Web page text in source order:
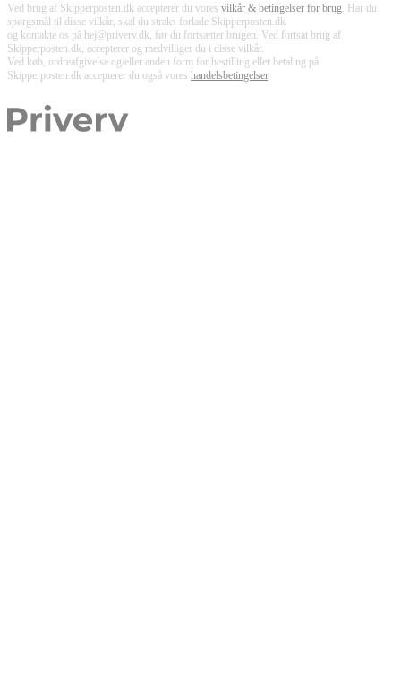
Ved brug af Skipperposten.dk accepterer du vores vilkår & betingelser for brug . Har du
spørgsmål til disse vilkår, skal du straks forlade Skipperposten.dk
og kontakte os på hej@priverv.dk, før du fortsætter brugen. Ved fortsat brug af
Skipperposten.dk, accepterer og medvilliger du i disse vilkår.
Ved køb, ordreafgivelse og/eller anden form for bestilling eller betaling på
Skipperposten.dk accepterer du også vores handelsbetingelser.